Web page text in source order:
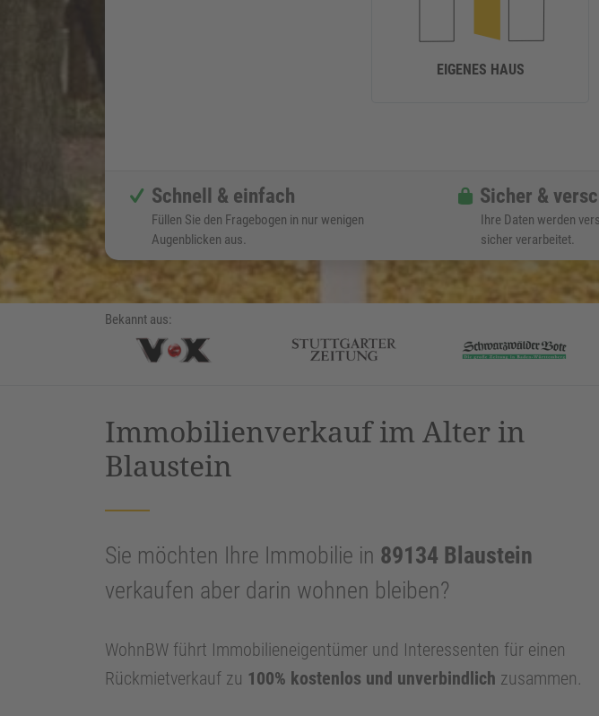
EIGENES HAUS
Schnell & einfach
Füllen Sie den Fragebogen in nur wenigen
Augenblicken aus.
Sicher &
Ihre Daten werden
sicher verarbeitet.
Bekannt aus:
Immobilienverkauf im Alter in
Blaustein
Sie möchten Ihre Immobilie in 89134 Blaustein
verkaufen aber darin wohnen bleiben?
WohnBW führt Immobilieneigentümer und Interessenten für einen
Rückmietverkauf zu 100% kostenlos und unverbindlich zusammen.